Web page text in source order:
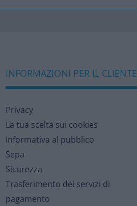
INFORMAZIONI PER IL CLIENTE
Privacy
La tua scelta sui cookies
Informativa al pubblico
Sepa
Sicurezza
Trasferimento dei servizi di
pagamento